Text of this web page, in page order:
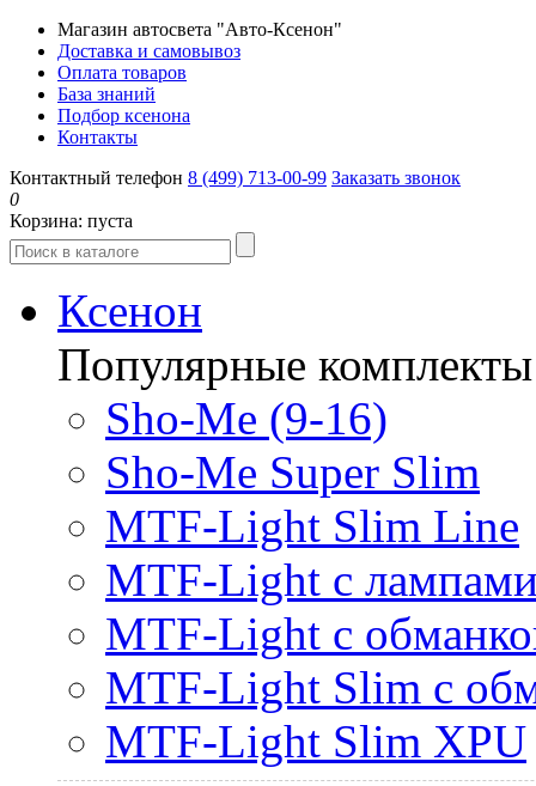
Магазин автосвета "Авто-Ксенон"
Доставка и самовывоз
Оплата товаров
База знаний
Подбор ксенона
Контакты
Контактный телефон 8 (499) 713-00-99 Заказать звонок
0
Корзина: пуста
Ксенон
Популярные комплекты
Sho-Me (9-16)
Sho-Me Super Slim
MTF-Light Slim Line
MTF-Light с
MTF-Light с
MTF-Light Slim с
MTF-Light Slim XPU